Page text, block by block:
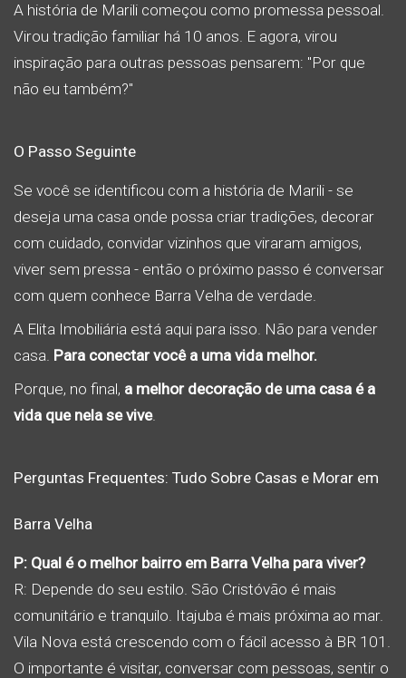
A história de Marili começou como promessa pessoal.
Virou tradição familiar há 10 anos. E agora, virou
inspiração para outras pessoas pensarem: "Por que
não eu também?"
O Passo Seguinte
Se você se identificou com a história de Marili - se
deseja uma casa onde possa criar tradições, decorar
com cuidado, convidar vizinhos que viraram amigos,
viver sem pressa - então o próximo passo é conversar
com quem conhece Barra Velha de verdade.
A Elita Imobiliária está aqui para isso. Não para vender
casa. Para conectar você a uma vida melhor.
Porque, no final, a melhor decoração de uma casa é a
vida que nela se vive.
Perguntas Frequentes: Tudo Sobre Casas e Morar em
Barra Velha
P: Qual é o melhor bairro em Barra Velha para viver?
R: Depende do seu estilo. São Cristóvão é mais
comunitário e tranquilo. Itajuba é mais próxima ao mar.
Vila Nova está crescendo com o fácil acesso à BR 101.
O importante é visitar, conversar com pessoas, sentir o